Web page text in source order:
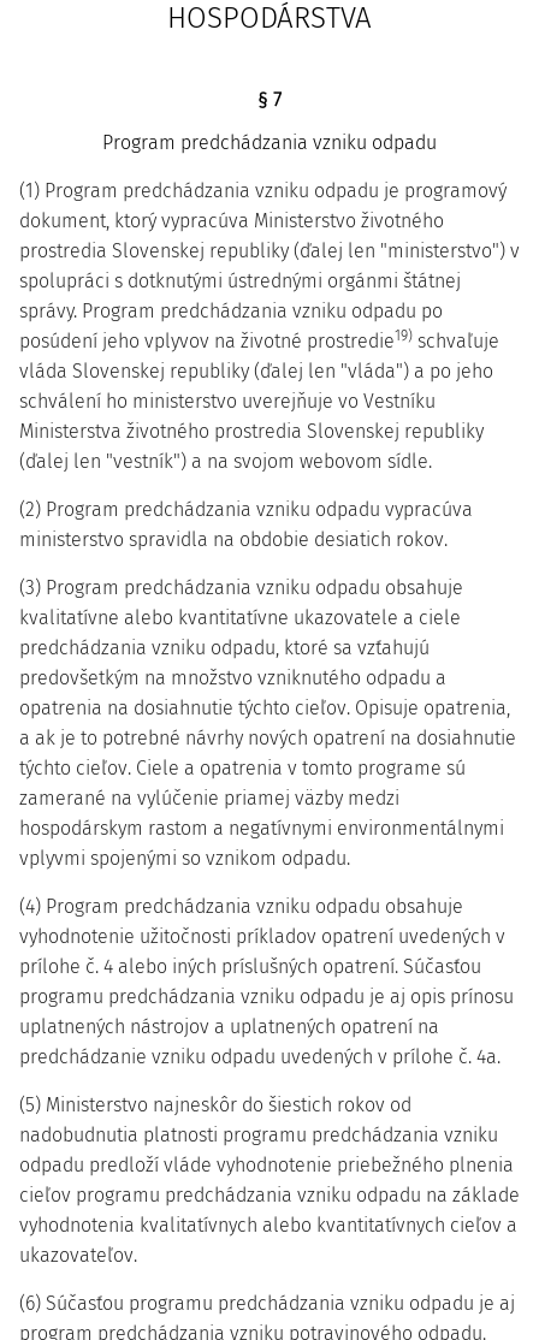
HOSPODÁRSTVA
§ 7
Program predchádzania vzniku odpadu
(1) Program predchádzania vzniku odpadu je programový
dokument, ktorý vypracúva Ministerstvo životného
prostredia Slovenskej republiky (ďalej len "ministerstvo") v
spolupráci s dotknutými ústrednými orgánmi štátnej
správy. Program predchádzania vzniku odpadu po
posúdení jeho vplyvov na životné prostredie19) schvaľuje
vláda Slovenskej republiky (ďalej len "vláda") a po jeho
schválení ho ministerstvo uverejňuje vo Vestníku
Ministerstva životného prostredia Slovenskej republiky
(ďalej len "vestník") a na svojom webovom sídle.
(2) Program predchádzania vzniku odpadu vypracúva
ministerstvo spravidla na obdobie desiatich rokov.
(3) Program predchádzania vzniku odpadu obsahuje
kvalitatívne alebo kvantitatívne ukazovatele a ciele
predchádzania vzniku odpadu, ktoré sa vzťahujú
predovšetkým na množstvo vzniknutého odpadu a
opatrenia na dosiahnutie týchto cieľov. Opisuje opatrenia,
a ak je to potrebné návrhy nových opatrení na dosiahnutie
týchto cieľov. Ciele a opatrenia v tomto programe sú
zamerané na vylúčenie priamej väzby medzi
hospodárskym rastom a negatívnymi environmentálnymi
vplyvmi spojenými so vznikom odpadu.
(4) Program predchádzania vzniku odpadu obsahuje
vyhodnotenie užitočnosti príkladov opatrení uvedených v
prílohe č. 4 alebo iných príslušných opatrení. Súčasťou
programu predchádzania vzniku odpadu je aj opis prínosu
uplatnených nástrojov a uplatnených opatrení na
predchádzanie vzniku odpadu uvedených v prílohe č. 4a.
(5) Ministerstvo najneskôr do šiestich rokov od
nadobudnutia platnosti programu predchádzania vzniku
odpadu predloží vláde vyhodnotenie priebežného plnenia
cieľov programu predchádzania vzniku odpadu na základe
vyhodnotenia kvalitatívnych alebo kvantitatívnych cieľov a
ukazovateľov.
(6) Súčasťou programu predchádzania vzniku odpadu je aj
program predchádzania vzniku potravinového odpadu.